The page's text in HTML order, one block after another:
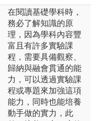
在閱讀基礎學科時，
務必了解知識的原
理，因為學科內容豐
富且有許多實驗課
程，需要具備觀察、
歸納與融會貫通的能
力，可以透過實驗課
程或專題來加強這項
能力，同時也能培養
動手做的實力，此